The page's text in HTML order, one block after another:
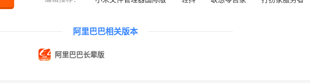
阿里巴巴相关版本
阿里巴巴长辈版